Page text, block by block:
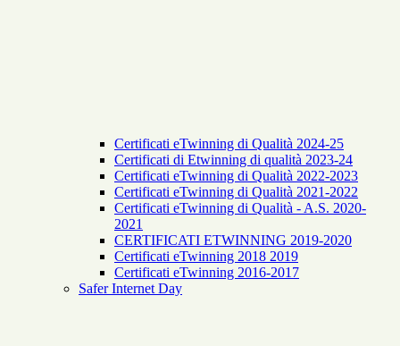
Certificati eTwinning di Qualità 2024-25
Certificati di Etwinning di qualità 2023-24
Certificati eTwinning di Qualità 2022-2023
Certificati eTwinning di Qualità 2021-2022
Certificati eTwinning di Qualità - A.S. 2020-
2021
CERTIFICATI ETWINNING 2019-2020
Certificati eTwinning 2018 2019
Certificati eTwinning 2016-2017
Safer Internet Day